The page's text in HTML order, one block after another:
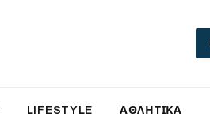
LIFESTYLE ΑΘΛΗΤΙΚΑ